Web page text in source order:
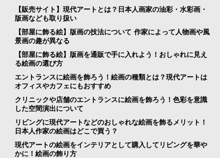
【販売サイト】現代アートとは？日本人画家の油彩・水彩画・
版画なども取り扱い
【部屋に飾る絵】版画の技法について 作家によって人物画や風
景画の趣が異なる
【部屋に飾る絵】版画を通販で手に入れよう！おしゃれに見え
る絵画の選び方
エントランスに絵画を飾ろう！絵画の種類とは？現代アートは
オフィスやカフェにもおすすめ
クリニックや店舗のエントランスに絵画を飾ろう！色彩を意識
した空間演出について
リビングに現代アートなどのおしゃれな絵画を飾るメリット！
日本人作家の絵画はどこで買う？
現代アートの絵画をインテリアとして購入してリビングを華や
かに！絵画の飾り方